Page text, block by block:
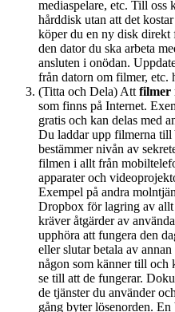
mediaspelare, etc. Till oss
hårddisk utan att det
köper du en ny disk
den dator du ska arbeta
ansluten i onödan.
från datorn om filmer, etc.
(Titta och Dela) Att filmer
som finns på Internet.
gratis och kan delas med
Du laddar upp filmerna till
bestämmer nivån av
filmen i allt från
apparater och
Exempel på andra
Dropbox för lagring av
kräver åtgärder av
upphöra att fungera den
eller slutar betala av
någon som känner till och
se till att de fungerar.
de tjänster du använder
gång byter lösenorden.